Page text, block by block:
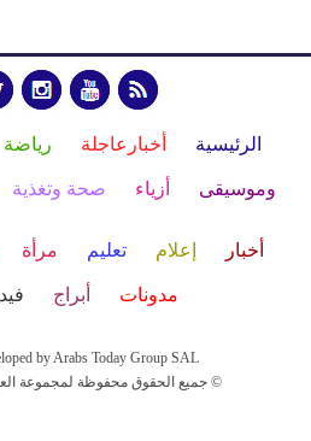
الرئيسية أخبارعاجلة رياضة
وموسيقى أزياء صحة وتغذية
أخبار إعلام تعليم مرأة
مدونات أبراج
by Arabs Today Group SAL
جميع الحقوق محفوظة لمجموعة العرب اليوم الاعلامية 2025 ©